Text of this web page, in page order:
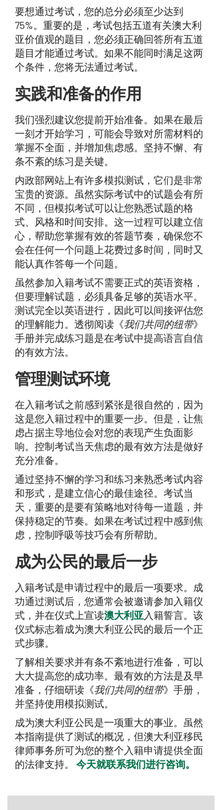
要想通过考试，您的总分必须至少达到
75%。重要的是，考试包括五道有关澳大利
亚价值观的题目，您必须正确回答所有五道
题目才能通过考试。如果不能同时满足这两
个条件，您将无法通过考试。
实践和准备的作用
我们强烈建议您提前开始准备。如果在最后
一刻才开始学习，可能会导致对所需材料的
掌握不全面，并增加焦虑感。坚持不懈、有
条不紊的练习是关键。
内政部网站上有许多模拟测试，它们是非常
宝贵的资源。虽然实际考试中的试题会有所
不同，但模拟考试可以让您熟悉试题的格
式、风格和时间安排。这一过程可以建立信
心，帮助您掌握有效的答题节奏，确保您不
会在任何一个问题上花费过多时间，同时又
能认真作答每一个问题。
虽然参加入籍考试不需要正式的英语资格，
但要理解试题，必须具备足够的英语水平。
测试完全以英语进行，因此可以间接评估您
的理解能力。透彻阅读《我们共同的纽带》
手册并完成练习题是在考试中提高语言自信
的有效方法。
管理测试环境
在入籍考试之前感到紧张是很自然的，因为
这是您入籍过程中的重要一步。但是，让焦
虑占据主导地位会对您的表现产生负面影
响。控制考试当天焦虑的最有效方法是做好
充分准备。
通过坚持不懈的学习和练习来熟悉考试内容
和形式，是建立信心的最佳途径。考试当
天，重要的是要有策略地对待每一道题，并
保持稳定的节奏。如果在考试过程中感到焦
虑，控制呼吸等技巧会有所帮助。
成为公民的最后一步
入籍考试是申请过程中的最后一项要求。成
功通过测试后，您通常会被邀请参加入籍仪
式，并在仪式上宣读澳大利亚 入籍誓言。该
仪式标志着成为澳大利亚公民的最后一个正
式步骤。
了解相关要求并有条不紊地进行准备，可以
大大提高您的成功率。最有效的方法是及早
准备，仔细研读《我们共同的纽带》手册，
并坚持使用模拟测试。
成为澳大利亚公民是一项重大的事业。虽然
本指南提供了测试的概况，但澳大利亚移民
律师事务所可为您的整个入籍申请提供全面
的法律支持。
今天就联系我们进行咨询。